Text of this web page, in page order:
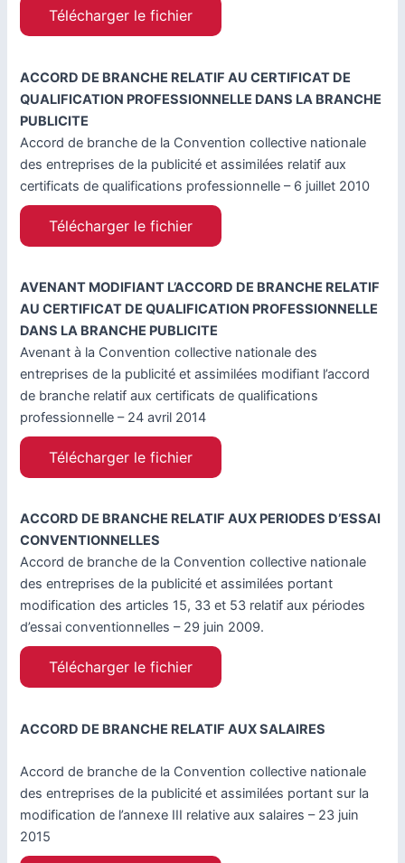
Télécharger le fichier
ACCORD DE BRANCHE RELATIF AU CERTIFICAT DE
QUALIFICATION PROFESSIONNELLE DANS LA BRANCHE
PUBLICITE
Accord de branche de la Convention collective nationale
des entreprises de la publicité et assimilées relatif aux
certificats de qualifications professionnelle – 6 juillet 2010
Télécharger le fichier
AVENANT MODIFIANT L’ACCORD DE BRANCHE RELATIF
AU CERTIFICAT DE QUALIFICATION PROFESSIONNELLE
DANS LA BRANCHE PUBLICITE
Avenant à la Convention collective nationale des
entreprises de la publicité et assimilées modifiant l’accord
de branche relatif aux certificats de qualifications
professionnelle – 24 avril 2014
Télécharger le fichier
ACCORD DE BRANCHE RELATIF AUX PERIODES D’ESSAI
CONVENTIONNELLES
Accord de branche de la Convention collective nationale
des entreprises de la publicité et assimilées portant
modification des articles 15, 33 et 53 relatif aux périodes
d’essai conventionnelles – 29 juin 2009.
Télécharger le fichier
ACCORD DE BRANCHE RELATIF AUX SALAIRES
Accord de branche de la Convention collective nationale
des entreprises de la publicité et assimilées portant sur la
modification de l’annexe III relative aux salaires – 23 juin
2015